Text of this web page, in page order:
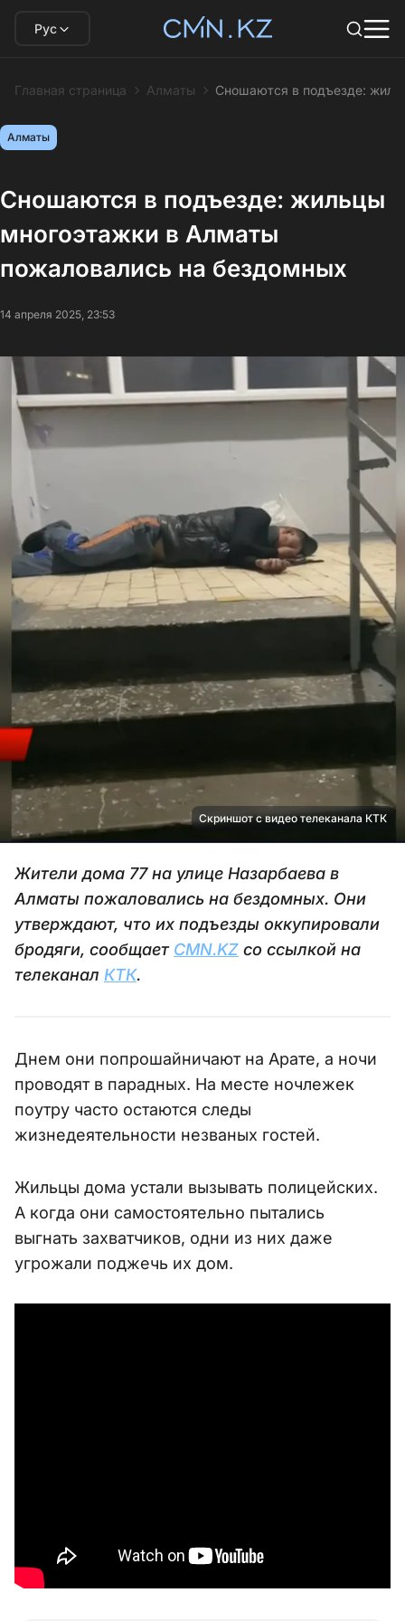
Рус
Главная страница Алматы Сношаются в подъезде:
Алматы
Сношаются в подъезде: жильцы
многоэтажки в Алматы
пожаловались на бездомных
14 апреля 2025, 23:53
Скриншот с видео телеканала КТК
Жители дома 77 на улице Назарбаева в
Алматы пожаловались на бездомных. Они
утверждают, что их подъезды оккупировали
бродяги, сообщает CMN.KZ со ссылкой на
телеканал КТК.
Днем они попрошайничают на Арате, а ночи
проводят в парадных. На месте ночлежек
поутру часто остаются следы
жизнедеятельности незваных гостей.
Жильцы дома устали вызывать полицейских.
А когда они самостоятельно пытались
выгнать захватчиков, одни из них даже
угрожали поджечь их дом.